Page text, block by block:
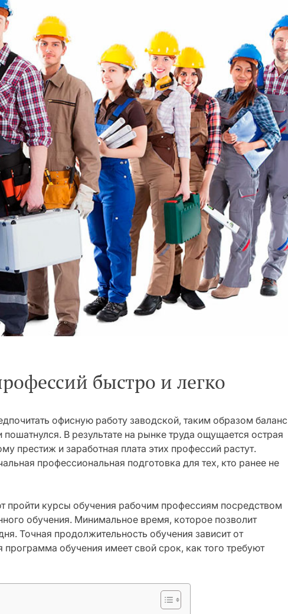
быстро и легко
офисную работу заводской, таким образом баланс
В результате на рынке труда ощущается острая
престиж и заработная плата этих профессий растут.
профессиональная подготовка для тех, кто ранее не
курсы обучения рабочим профессиям посредством
обучения. Минимальное время, которое позволит
Точная продолжительность обучения зависит от
обучения имеет свой срок, как того требуют